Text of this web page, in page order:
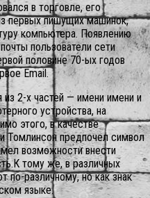
в торговле, его
первых пишущих машинок,
компьютера. Появлению
пользователи сети
половине 70-ых годов
Email.
2-х частей — имени имени и
устройства, на
этого, в качестве
Томлинсон предпочел символ
возможности внести
тому же, в различных
по-различному, но как знак
языке.